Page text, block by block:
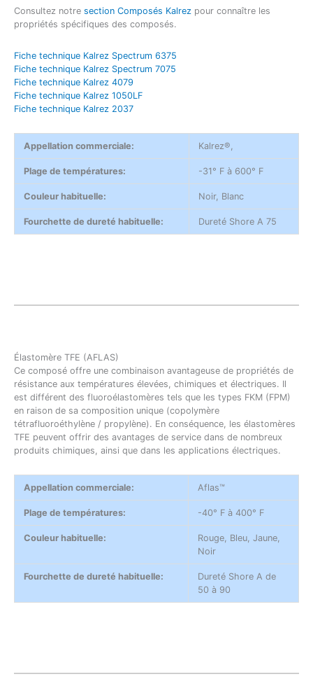
Consultez notre section Composés Kalrez pour connaître les
propriétés spécifiques des composés.
Fiche technique Kalrez Spectrum 6375
Fiche technique Kalrez Spectrum 7075
Fiche technique Kalrez 4079
Fiche technique Kalrez 1050LF
Fiche technique Kalrez 2037
Appellation commerciale: Kalrez®,
Plage de températures: -31° F à 600° F
Couleur habituelle: Noir, Blanc
Fourchette de dureté habituelle: Dureté Shore A 75
Élastomère TFE (AFLAS)
Ce composé offre une combinaison avantageuse de propriétés de
résistance aux températures élevées, chimiques et électriques. Il
est différent des fluoroélastomères tels que les types FKM (FPM)
en raison de sa composition unique (copolymère
tétrafluoroéthylène / propylène). En conséquence, les élastomères
TFE peuvent offrir des avantages de service dans de nombreux
produits chimiques, ainsi que dans les applications électriques.
Appellation commerciale: Aflas™
Plage de températures: -40° F à 400° F
Couleur habituelle:
Rouge, Bleu, Jaune,
Noir
Fourchette de dureté habituelle:
Dureté Shore A de
50 à 90